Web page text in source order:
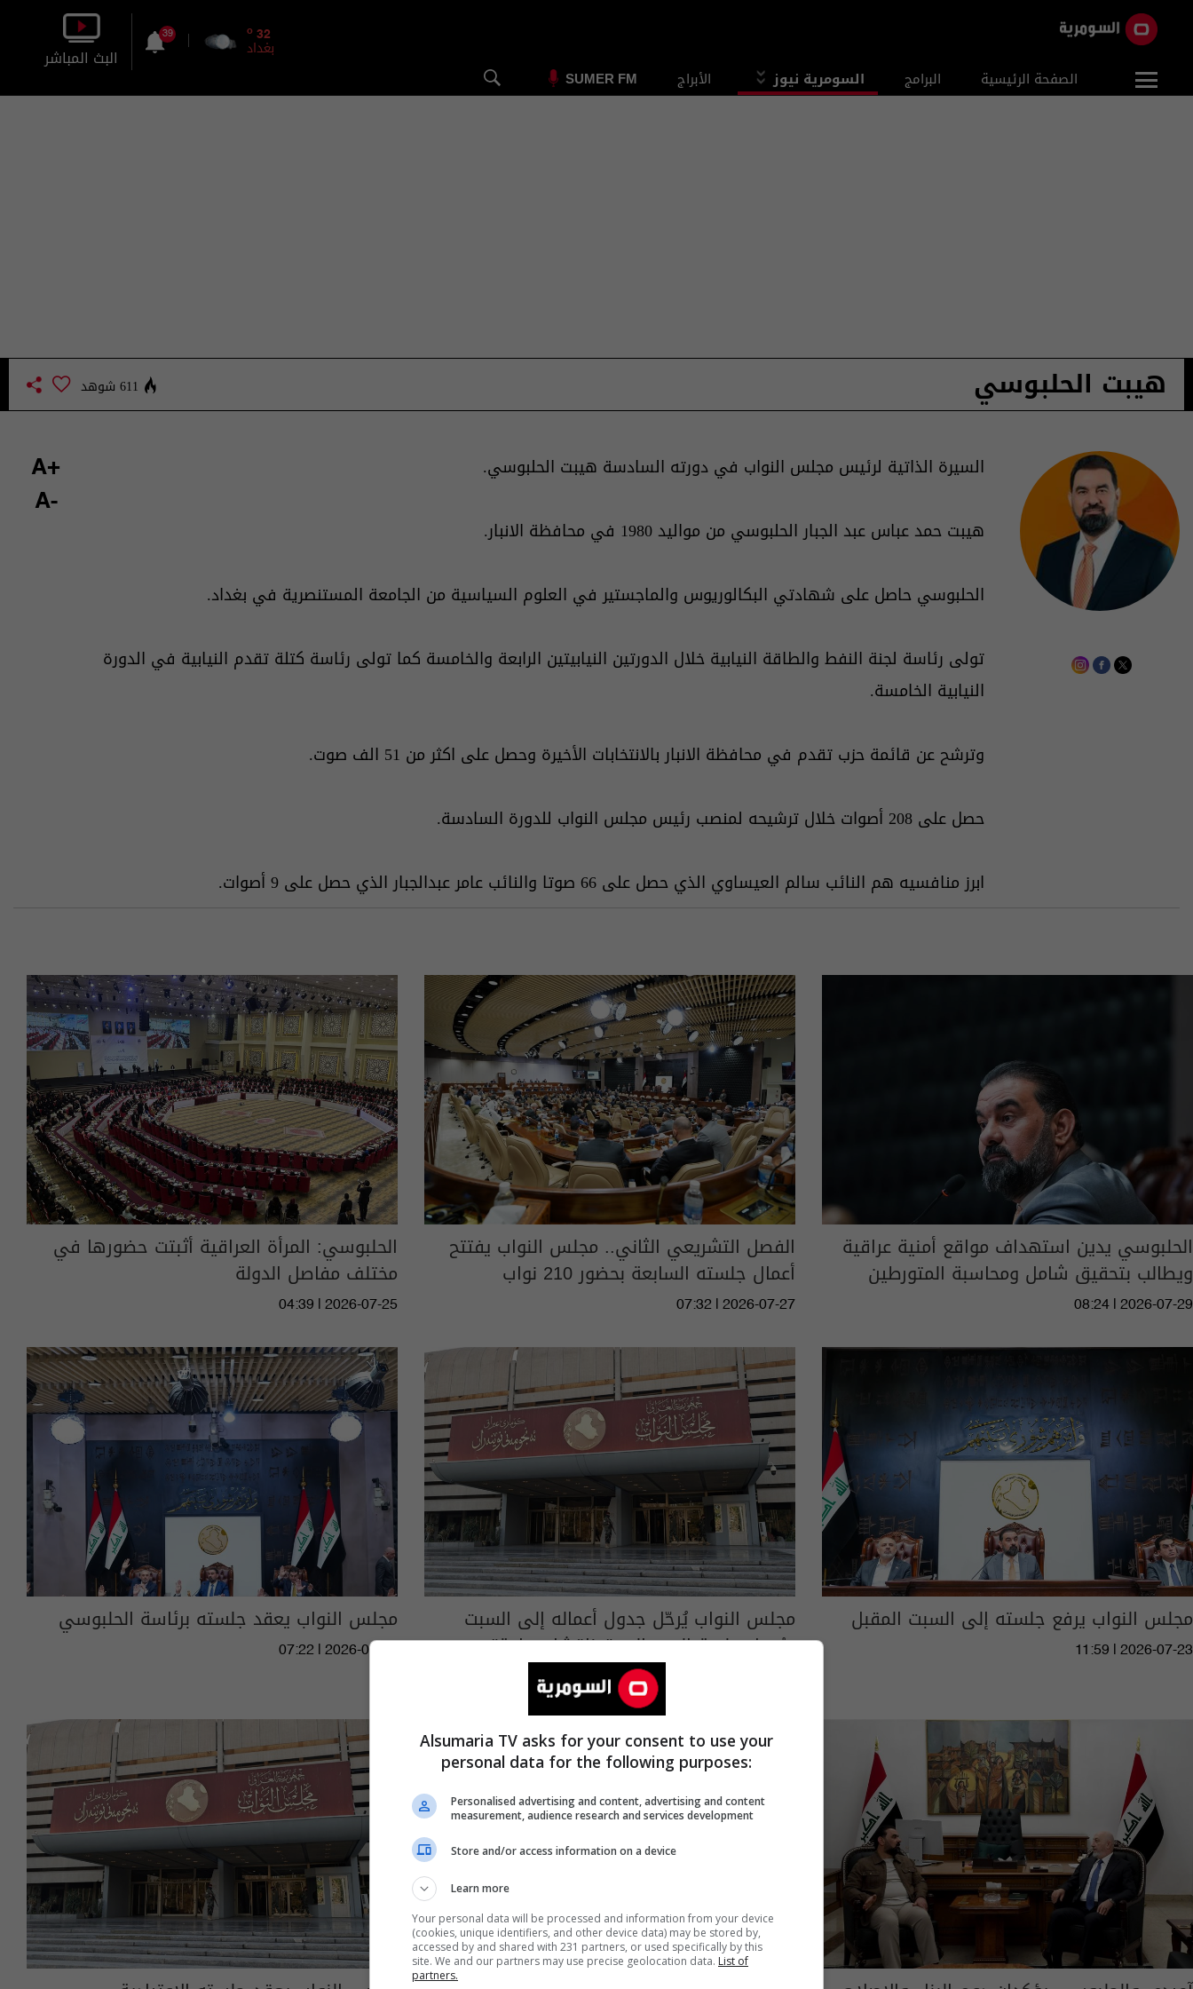
الصفحة الرئيسية البرامج السومرية نيوز الأبراج SUMER FM
32
o
بغداد
39
البث المباشر
هيبت الحلبوسي 611 شوهد
السيرة الذاتية لرئيس مجلس النواب في دورته السادسة هيبت الحلبوسي.
هيبت حمد عباس عبد الجبار الحلبوسي من مواليد 1980 في محافظة الانبار.
الحلبوسي حاصل على شهادتي البكالوريوس والماجستير في العلوم السياسية من الجامعة المستنصرية في بغداد.
تولى رئاسة لجنة النفط والطاقة النيابية خلال الدورتين النيابيتين الرابعة والخامسة كما تولى رئاسة كتلة تقدم النيابية في الدورة
النيابية الخامسة.
وترشح عن قائمة حزب تقدم في محافظة الانبار بالانتخابات الأخيرة وحصل على اكثر من 51 الف صوت.
حصل على 208 أصوات خلال ترشيحه لمنصب رئيس مجلس النواب للدورة السادسة.
ابرز منافسيه هم⁠ النائب سالم العيساوي الذي حصل على 66 صوتا والنائب عامر عبدالجبار الذي حصل على 9 أصوات.
+A
-A
الحلبوسي يدين استهداف مواقع أمنية عراقية
ويطالب بتحقيق شامل ومحاسبة المتورطين
08:24 | 2026-07-29
الفصل التشريعي الثاني.. مجلس النواب يفتتح
أعمال جلسته السابعة بحضور 210 نواب
07:32 | 2026-07-27
الحلبوسي: المرأة العراقية أثبتت حضورها في
مختلف مفاصل الدولة
04:39 | 2026-07-25
مجلس النواب يرفع جلسته إلى السبت المقبل
11:59 | 2026-07-23
مجلس النواب يُرحّل جدول أعماله إلى السبت
ويُحول جلسة اليوم إلى "مناقشات عامة"
مجلس النواب يعقد جلسته برئاسة الحلبوسي
07:22 | 2026-07-21
Alsumaria TV asks for your consent to use your
personal data for the following purposes:
Personalised advertising and content, advertising and content
measurement, audience research and services development
Store and/or access information on a device
Learn more
Your personal data will be processed and information from your device
(cookies, unique identifiers, and other device data) may be stored by,
accessed by and shared with 231 partners, or used specifically by this
site. We and our partners may use precise geolocation data. List of
partners.